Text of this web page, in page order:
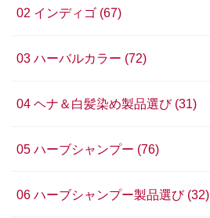
02 インディゴ (67)
03 ハーバルカラー (72)
04 ヘナ＆白髪染め製品選び (31)
05 ハーブシャンプー (76)
06 ハーブシャンプー製品選び (32)